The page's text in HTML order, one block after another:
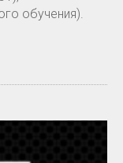
обучения).